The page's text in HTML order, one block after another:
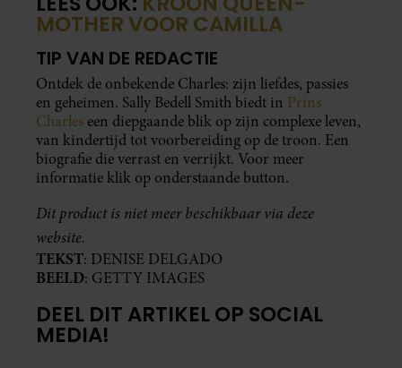
MOTHER VOOR CAMILLA
TIP VAN DE REDACTIE
Ontdek de onbekende Charles: zijn liefdes, passies
en geheimen. Sally Bedell Smith biedt in Prins
Charles een diepgaande blik op zijn complexe leven,
van kindertijd tot voorbereiding op de troon. Een
biografie die verrast en verrijkt. Voor meer
informatie klik op onderstaande button.
Dit product is niet meer beschikbaar via deze
website.
TEKST: DENISE DELGADO
BEELD: GETTY IMAGES
DEEL DIT ARTIKEL OP SOCIAL
MEDIA!